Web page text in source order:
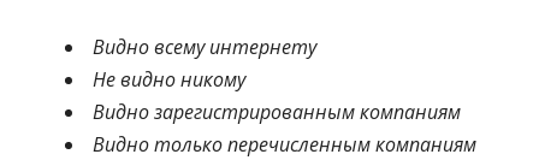
Видно всему интернету
Не видно никому
Видно зарегистрированным компаниям
Видно только перечисленным компаниям